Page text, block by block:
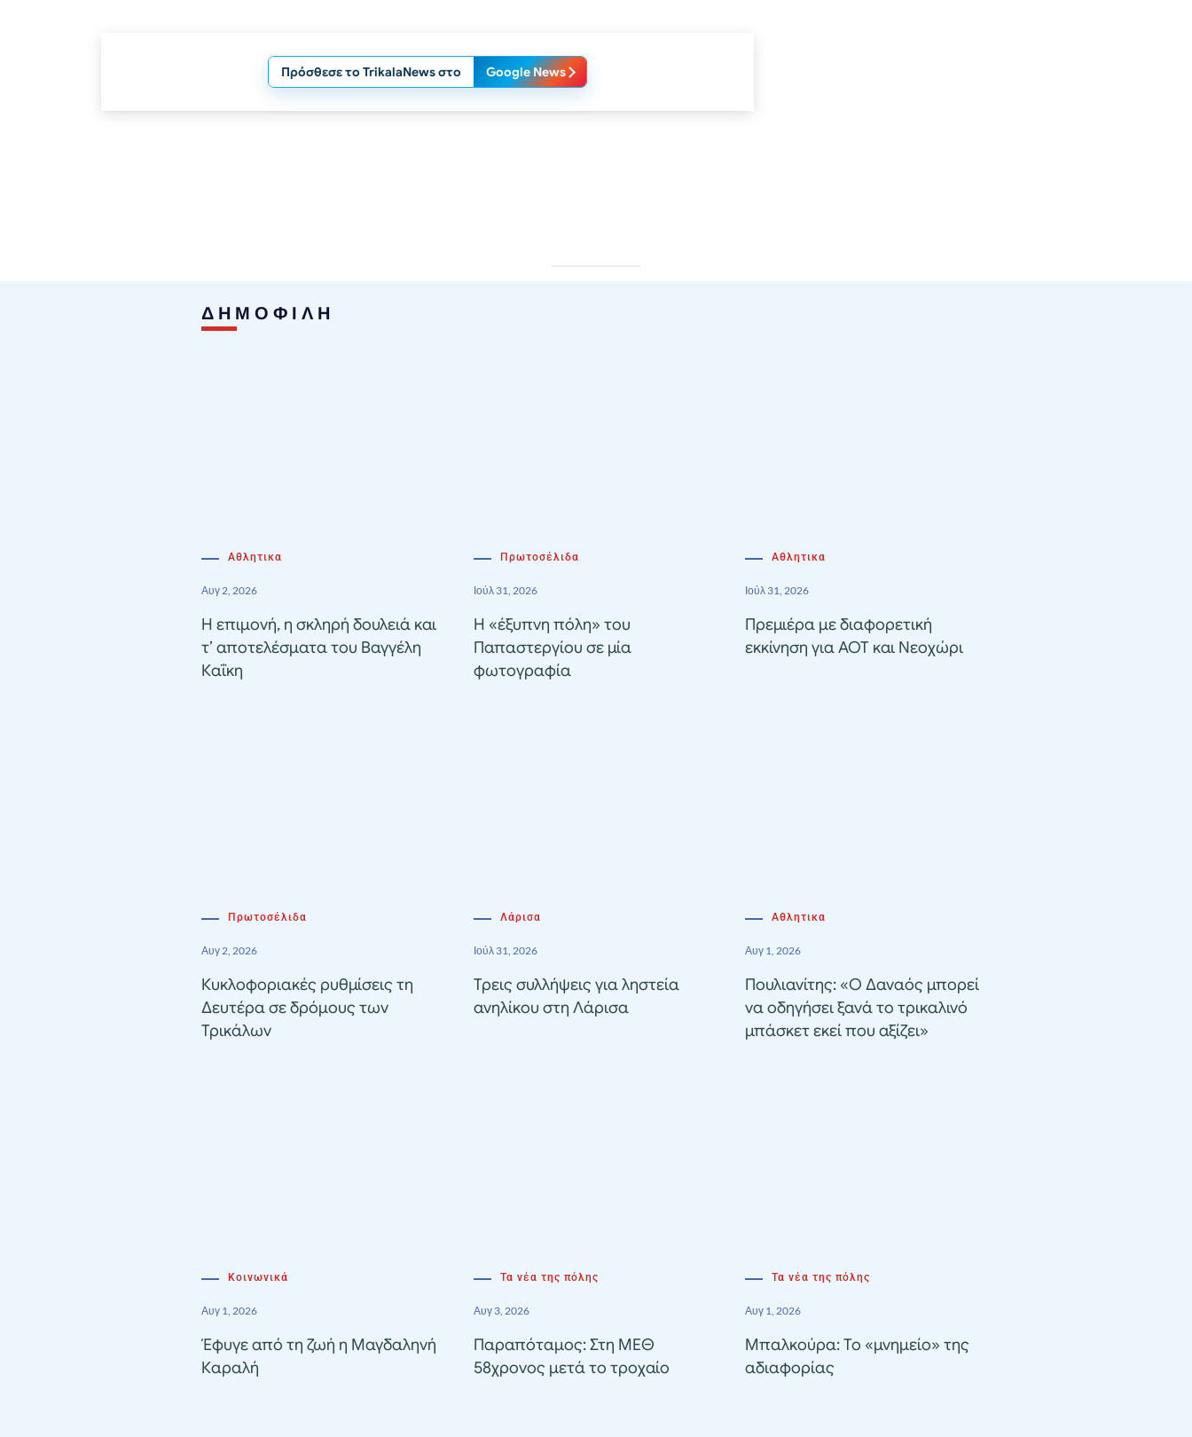
Πρόσθεσε το TrikalaNews στο Google News
ΔΗΜΟΦΙΛΗ
Αθλητικα
Αυγ 2, 2026
Η επιμονή, η σκληρή δουλειά και
τ’ αποτελέσματα του Βαγγέλη
Καΐκη
Πρωτοσέλιδα
Ιούλ 31, 2026
Η «έξυπνη πόλη» του
Παπαστεργίου σε μία
φωτογραφία
Αθλητικα
Ιούλ 31, 2026
Πρεμιέρα με διαφορετική
εκκίνηση για ΑΟΤ και Νεοχώρι
Πρωτοσέλιδα
Αυγ 2, 2026
Κυκλοφοριακές ρυθμίσεις τη
Δευτέρα σε δρόμους των
Τρικάλων
Λάρισα
Ιούλ 31, 2026
Τρεις συλλήψεις για ληστεία
ανηλίκου στη Λάρισα
Αθλητικα
Αυγ 1, 2026
Πουλιανίτης: «Ο Δαναός μπορεί
να οδηγήσει ξανά το τρικαλινό
μπάσκετ εκεί που αξίζει»
Κοινωνικά
Αυγ 1, 2026
Έφυγε από τη ζωή η Μαγδαληνή
Καραλή
Τα νέα της πόλης
Αυγ 3, 2026
Παραπόταμος: Στη ΜΕΘ
58χρονος μετά το τροχαίο
Τα νέα της πόλης
Αυγ 1, 2026
Μπαλκούρα: Το «μνημείο» της
αδιαφορίας